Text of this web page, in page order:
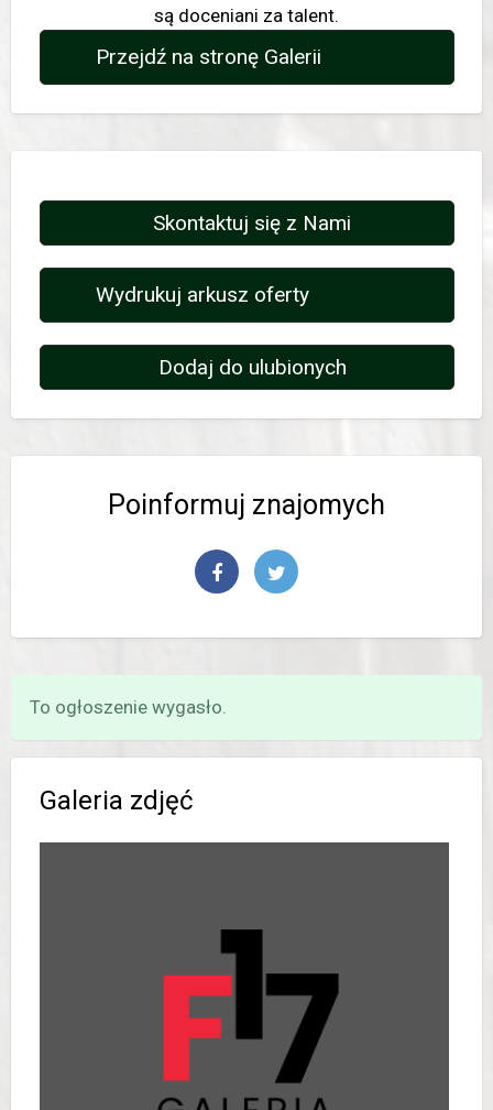
są doceniani za talent.
Przejdź na stronę Galerii
Skontaktuj się z Nami
Wydrukuj arkusz oferty
Dodaj do ulubionych
Poinformuj znajomych
To ogłoszenie wygasło.
Galeria zdjęć